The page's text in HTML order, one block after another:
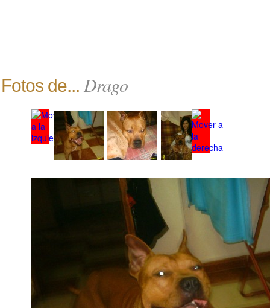
Fotos de... Drago